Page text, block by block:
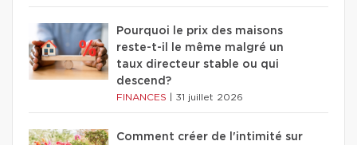
Pourquoi le prix des maisons
reste-t-il le même malgré un
taux directeur stable ou qui
descend?
FINANCES 31 juillet 2026
Comment créer de l'intimité sur